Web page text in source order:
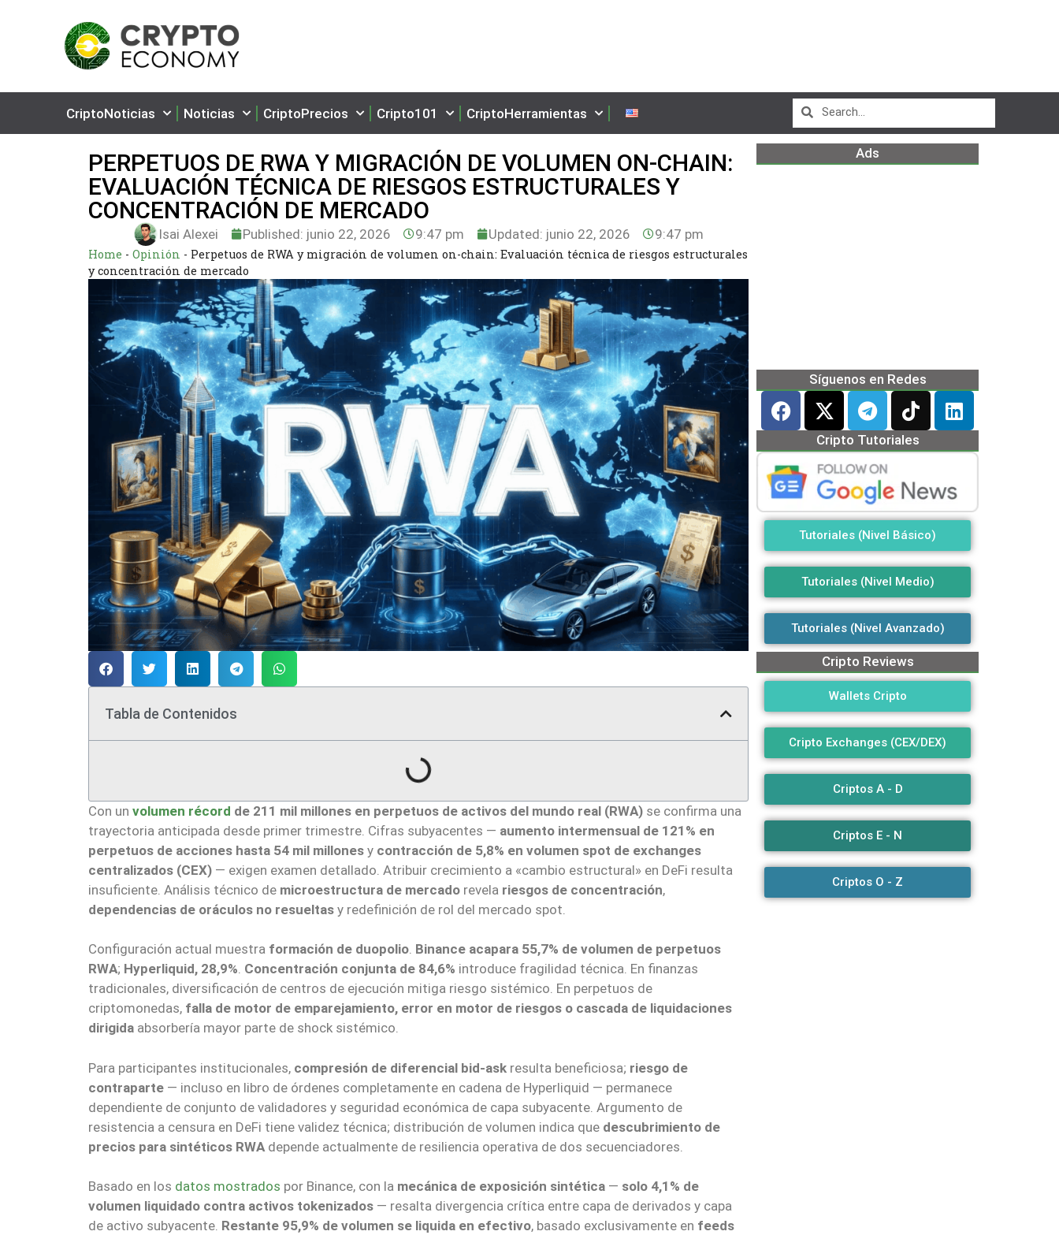
CriptoNoticias Noticias CriptoPrecios Cripto101 CriptoHerramientas
PERPETUOS DE RWA Y MIGRACIÓN DE VOLUMEN ON-CHAIN:
EVALUACIÓN TÉCNICA DE RIESGOS ESTRUCTURALES Y
CONCENTRACIÓN DE MERCADO
Isai Alexei Published: junio 22, 2026 9:47 pm Updated: junio 22, 2026 9:47 pm
Home - Opinión - Perpetuos de RWA y migración de volumen on-chain: Evaluación técnica de riesgos estructurales
y concentración de mercado
Tabla de Contenidos
Con un volumen récord de 211 mil millones en perpetuos de activos del mundo real (RWA) se confirma una
trayectoria anticipada desde primer trimestre. Cifras subyacentes — aumento intermensual de 121% en
perpetuos de acciones hasta 54 mil millones y contracción de 5,8% en volumen spot de exchanges
centralizados (CEX) — exigen examen detallado. Atribuir crecimiento a «cambio estructural» en DeFi resulta
insuficiente. Análisis técnico de microestructura de mercado revela riesgos de concentración,
dependencias de oráculos no resueltas y redefinición de rol del mercado spot.
Configuración actual muestra formación de duopolio. Binance acapara 55,7% de volumen de perpetuos
RWA; Hyperliquid, 28,9%. Concentración conjunta de 84,6% introduce fragilidad técnica. En finanzas
tradicionales, diversificación de centros de ejecución mitiga riesgo sistémico. En perpetuos de
criptomonedas, falla de motor de emparejamiento, error en motor de riesgos o cascada de liquidaciones
dirigida absorbería mayor parte de shock sistémico.
Para participantes institucionales, compresión de diferencial bid-ask resulta beneficiosa; riesgo de
contraparte — incluso en libro de órdenes completamente en cadena de Hyperliquid — permanece
dependiente de conjunto de validadores y seguridad económica de capa subyacente. Argumento de
resistencia a censura en DeFi tiene validez técnica; distribución de volumen indica que descubrimiento de
precios para sintéticos RWA depende actualmente de resiliencia operativa de dos secuenciadores.
Basado en los datos mostrados por Binance, con la mecánica de exposición sintética — solo 4,1% de
volumen liquidado contra activos tokenizados — resalta divergencia crítica entre capa de derivados y capa
de activo subyacente. Restante 95,9% de volumen se liquida en efectivo, basado exclusivamente en feeds
Ads
Síguenos en Redes
Cripto Tutoriales
Tutoriales (Nivel Básico)
Tutoriales (Nivel Medio)
Tutoriales (Nivel Avanzado)
Cripto Reviews
Wallets Cripto
Cripto Exchanges (CEX/DEX)
Criptos A - D
Criptos E - N
Criptos O - Z